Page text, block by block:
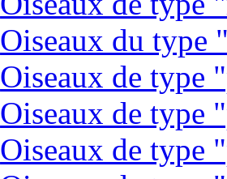
Oiseaux du type
Oiseaux de type
Oiseaux de type
Oiseaux de type